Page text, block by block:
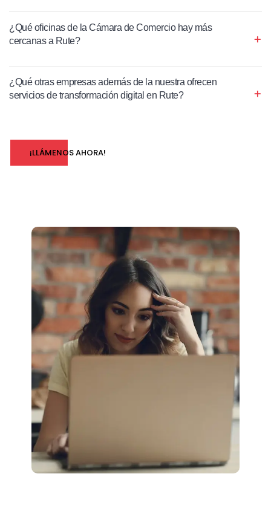
¿Qué oficinas de la Cámara de Comercio hay más
cercanas a Rute?
¿Qué otras empresas además de la nuestra ofrecen
servicios de transformación digital en Rute?
¡LLÁMENOS AHORA!